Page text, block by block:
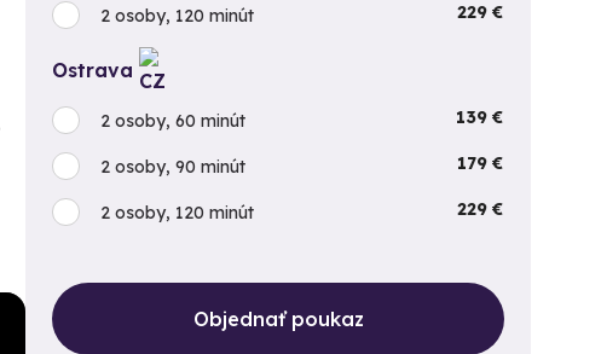
2 osoby, 120 minút 229 €
Ostrava
2 osoby, 60 minút 139 €
2 osoby, 90 minút 179 €
2 osoby, 120 minút 229 €
Objednať poukaz